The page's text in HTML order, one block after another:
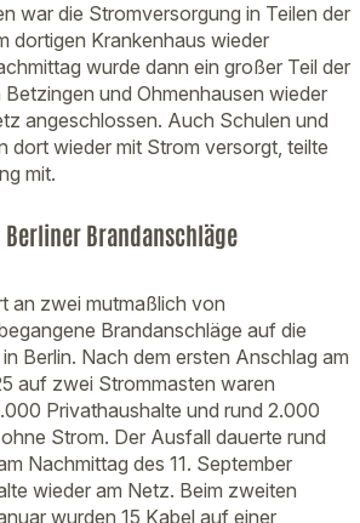
war die Stromversorgung in Teilen der
dortigen Krankenhaus wieder
wurde dann ein großer Teil der
und Ohmenhausen wieder
angeschlossen. Auch Schulen und
dort wieder mit Strom versorgt, teilte
mit.
Brandanschläge
an zwei mutmaßlich von
Brandanschläge auf die
Berlin. Nach dem ersten Anschlag am
auf zwei Strommasten waren
Privathaushalte und rund 2.000
Strom. Der Ausfall dauerte rund
Nachmittag des 11. September
wieder am Netz. Beim zweiten
wurden 15 Kabel auf einer